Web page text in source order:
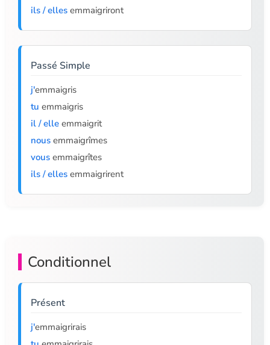
ils / elles emmaigriront
Passé Simple
j'emmaigris
tu emmaigris
il / elle emmaigrit
nous emmaigrîmes
vous emmaigrîtes
ils / elles emmaigrirent
Conditionnel
Présent
j'emmaigrirais